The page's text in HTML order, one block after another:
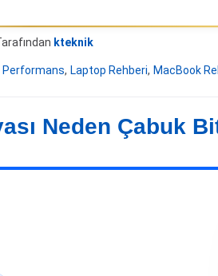
kteknik
Performans, Laptop Rehberi, MacBook
Neden Çabuk